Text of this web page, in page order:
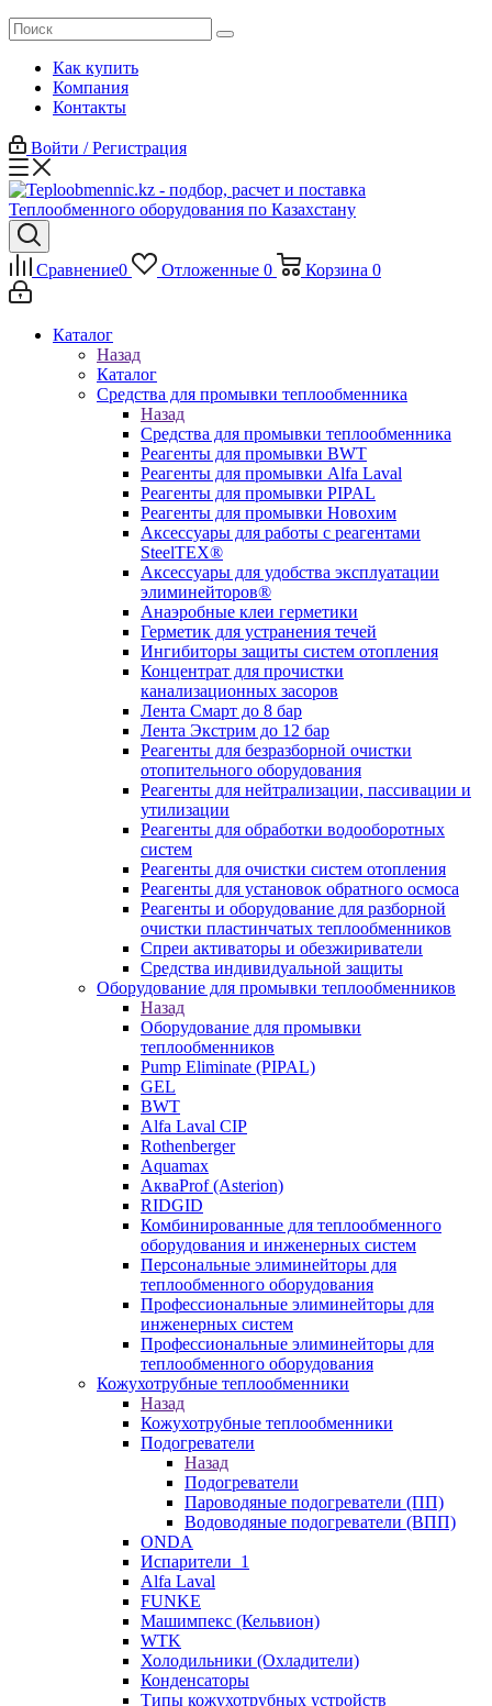
Как купить
Компания
Контакты
Войти / Регистрация
Сравнение0 Отложенные 0 Корзина 0
Каталог
Назад
Каталог
Средства для промывки теплообменника
Назад
Средства для промывки теплообменника
Реагенты для промывки BWT
Реагенты для промывки Alfa Laval
Реагенты для промывки PIPAL
Реагенты для промывки Новохим
Аксессуары для работы с реагентами
SteelTEX®
Аксессуары для удобства эксплуатации
элиминейторов®
Анаэробные клеи герметики
Герметик для устранения течей
Ингибиторы защиты систем отопления
Концентрат для прочистки
канализационных засоров
Лента Смарт до 8 бар
Лента Экстрим до 12 бар
Реагенты для безразборной очистки
отопительного оборудования
Реагенты для нейтрализации, пассивации и
утилизации
Реагенты для обработки водооборотных
систем
Реагенты для очистки систем отопления
Реагенты для установок обратного осмоса
Реагенты и оборудование для разборной
очистки пластинчатых теплообменников
Спреи активаторы и обезжириватели
Средства индивидуальной защиты
Оборудование для промывки теплообменников
Назад
Оборудование для промывки
теплообменников
Pump Eliminate (PIPAL)
GEL
BWT
Alfa Laval CIP
Rothenberger
Aquamax
АкваProf (Asterion)
RIDGID
Комбинированные для теплообменного
оборудования и инженерных систем
Персональные элиминейторы для
теплообменного оборудования
Профессиональные элиминейторы для
инженерных систем
Профессиональные элиминейторы для
теплообменного оборудования
Кожухотрубные теплообменники
Назад
Кожухотрубные теплообменники
Подогреватели
Назад
Подогреватели
Пароводяные подогреватели (ПП)
Водоводяные подогреватели (ВПП)
ONDA
Испарители_1
Alfa Laval
FUNKE
Машимпекс (Кельвион)
WTK
Холодильники (Охладители)
Конденсаторы
Типы кожухотрубных устройств